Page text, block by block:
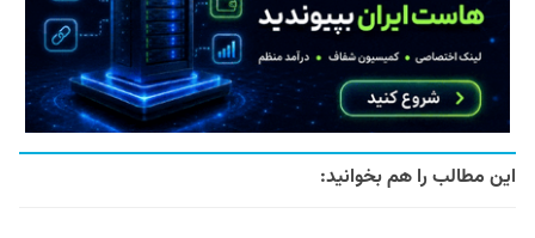
این مطالب را هم بخوانید: